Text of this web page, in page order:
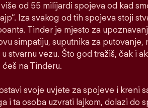
više od 55 milijardi spojeva od kad
Iza svakog od tih spojeva stoji
Tinder je mjesto za
simpatiju, suputnika za putovanje,
stvarnu vezu. Što god tražiš, čak i
na Tinderu.
svoje uvjete za spojeve i kreni
i ta osoba uzvrati lajkom, dolazi do